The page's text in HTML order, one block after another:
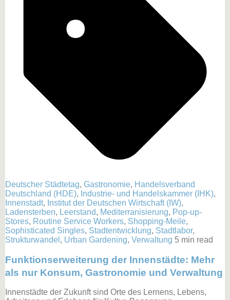
Deutscher Städtetag, Gastronomie, Handelsverband
Deutschland (HDE), Industrie- und Handelskammer (IHK),
Innenstadt, Institut der Deutschen Wirtschaft (IW),
Ladensterben, Leerstand, Mediterranisierung, Pop-up-
Stores, Routine Service Workers, Shopping-Meile,
Sophisticated Singles, Stadtentwicklung, Stadtlabor,
Strukturwandel , Urban Gardening, Verwaltung 5 min read
Funktionserweiterung der Innenstädte: Mehr
als nur Konsum, Gastronomie und Verwaltung
Innenstädte der Zukunft sind Orte des Lernens, Lebens,